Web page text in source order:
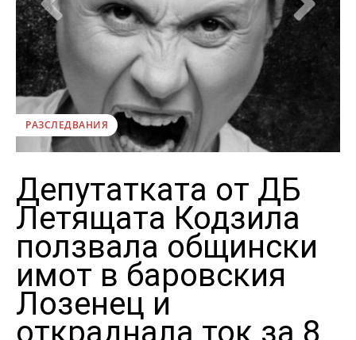
РАЗСЛЕДВАНИЯ
Депутатката от ДБ
Летящата Кодзила
ползвала общински
имот в баровския
Лозенец и
откраднала ток за 8